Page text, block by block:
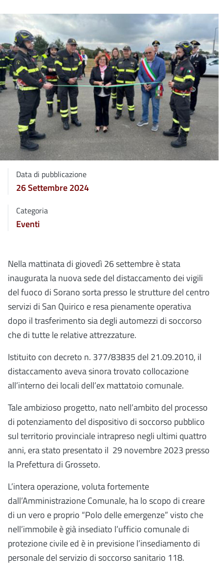
Data di pubblicazione
26 Settembre 2024
Categoria
Eventi
Nella mattinata di giovedì 26 settembre è stata
inaugurata la nuova sede del distaccamento dei vigili
del fuoco di Sorano sorta presso le strutture del centro
servizi di San Quirico e resa pienamente operativa
dopo il trasferimento sia degli automezzi di soccorso
che di tutte le relative attrezzature.
Istituito con decreto n. 377/83835 del 21.09.2010, il
distaccamento aveva sinora trovato collocazione
all’interno dei locali dell’ex mattatoio comunale.
Tale ambizioso progetto, nato nell’ambito del processo
di potenziamento del dispositivo di soccorso pubblico
sul territorio provinciale intrapreso negli ultimi quattro
anni, era stato presentato il 29 novembre 2023 presso
la Prefettura di Grosseto.
L’intera operazione, voluta fortemente
dall’Amministrazione Comunale, ha lo scopo di creare
di un vero e proprio “Polo delle emergenze” visto che
nell’immobile è già insediato l’ufficio comunale di
protezione civile ed è in previsione l’insediamento di
personale del servizio di soccorso sanitario 118.